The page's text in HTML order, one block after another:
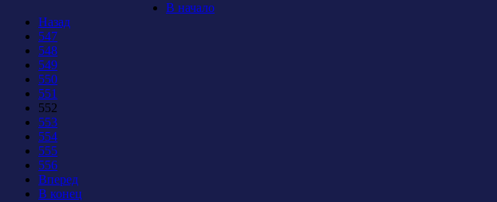
В начало
Назад
547
548
549
550
551
552
553
554
555
556
Вперед
В конец